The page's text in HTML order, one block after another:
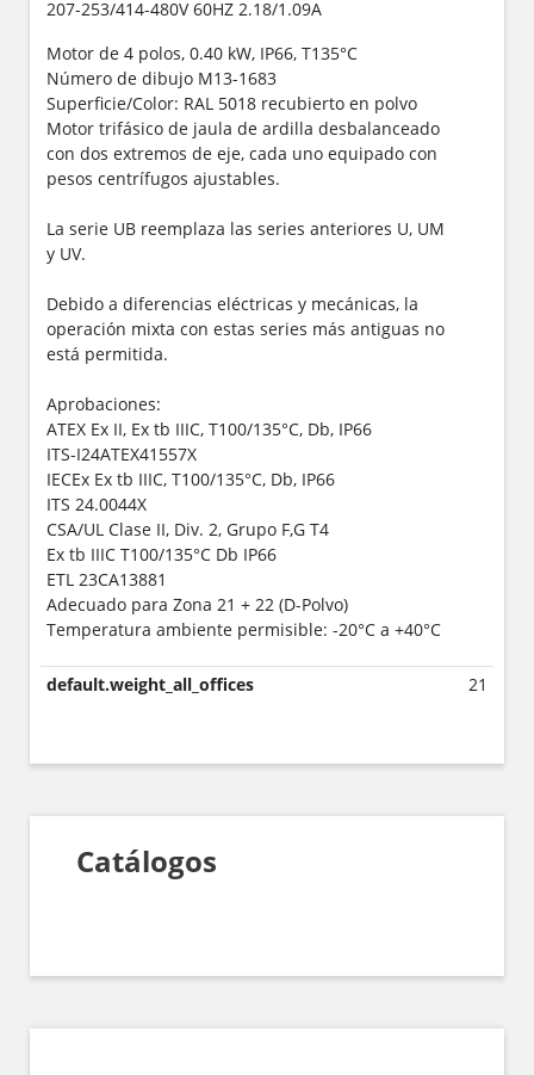
207-253/414-480V 60HZ 2.18/1.09A
Motor de 4 polos, 0.40 kW, IP66, T135°C
Número de dibujo M13-1683
Superficie/Color: RAL 5018 recubierto en polvo
Motor trifásico de jaula de ardilla desbalanceado
con dos extremos de eje, cada uno equipado con
pesos centrífugos ajustables.
La serie UB reemplaza las series anteriores U, UM
y UV.
Debido a diferencias eléctricas y mecánicas, la
operación mixta con estas series más antiguas no
está permitida.
Aprobaciones:
ATEX Ex II, Ex tb IIIC, T100/135°C, Db, IP66
ITS-I24ATEX41557X
IECEx Ex tb IIIC, T100/135°C, Db, IP66
ITS 24.0044X
CSA/UL Clase II, Div. 2, Grupo F,G T4
Ex tb IIIC T100/135°C Db IP66
ETL 23CA13881
Adecuado para Zona 21 + 22 (D-Polvo)
Temperatura ambiente permisible: -20°C a +40°C
default.weight_all_offices 21
Catálogos